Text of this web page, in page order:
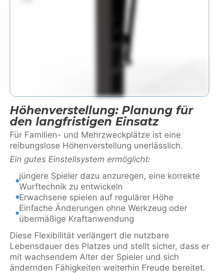
Höhenverstellung: Planung für
den langfristigen Einsatz
Für Familien- und Mehrzweckplätze ist eine
reibungslose Höhenverstellung unerlässlich.
Ein gutes Einstellsystem ermöglicht:
jüngere Spieler dazu anzuregen, eine korrekte
Wurftechnik zu entwickeln
Erwachsene spielen auf regulärer Höhe
Einfache Änderungen ohne Werkzeug oder
übermäßige Kraftanwendung
Diese Flexibilität verlängert die nutzbare
Lebensdauer des Platzes und stellt sicher, dass er
mit wachsendem Alter der Spieler und sich
ändernden Fähigkeiten weiterhin Freude bereitet.